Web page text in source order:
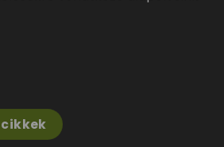
cikkek